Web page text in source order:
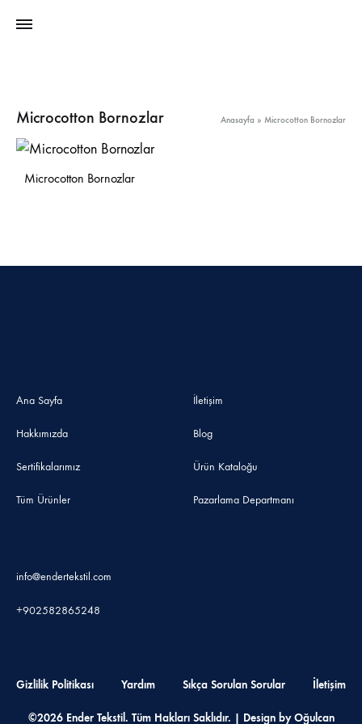
Microcotton Bornozlar Anasayfa » Microcotton Bornozlar
Microcotton Bornozlar
Ana Sayfa
Hakkımızda
Sertifikalarımız
Tüm Ürünler
İletişim
Blog
Ürün Kataloğu
Pazarlama Departmanı
info@endertekstil.com
+902582865248
©2026 Ender Tekstil. Tüm Hakları Saklıdır. | Design by Oğulcan
Gizlilik Politikası Yardım Sıkça Sorulan Sorular İletişim